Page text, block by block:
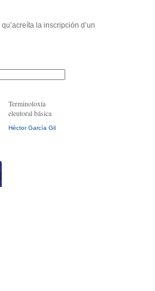
la inscripción d’un
Terminoloxía
eleutoral básica
Héctor García Gil